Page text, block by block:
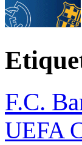
F.C.
UEFA